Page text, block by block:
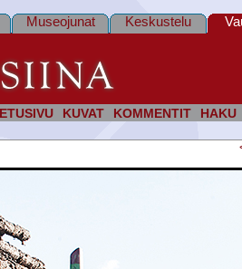
ETUSIVU KUVAT KOMMENTIT HAKU
Museojunat Keskustelu